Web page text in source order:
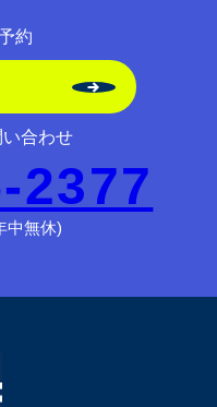
約
合わせ
2377
中無休)